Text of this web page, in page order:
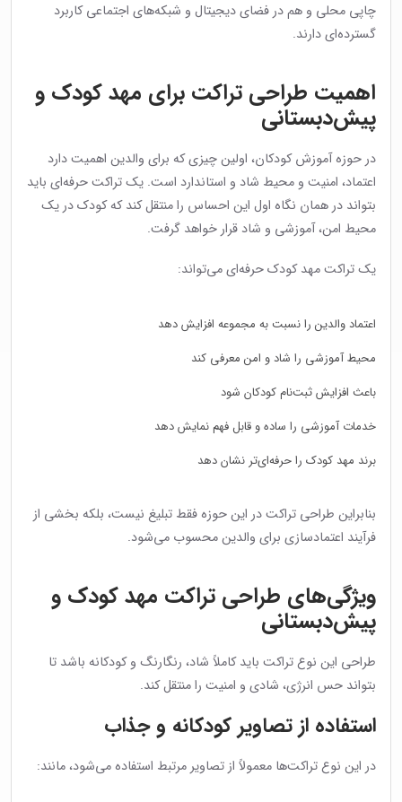
چاپی محلی و هم در فضای دیجیتال و شبکه‌های اجتماعی کاربرد
گسترده‌ای دارند.
اهمیت طراحی تراکت برای مهد کودک و
پیش‌دبستانی
در حوزه آموزش کودکان، اولین چیزی که برای والدین اهمیت دارد
اعتماد، امنیت و محیط شاد و استاندارد است. یک تراکت حرفه‌ای باید
بتواند در همان نگاه اول این احساس را منتقل کند که کودک در یک
محیط امن، آموزشی و شاد قرار خواهد گرفت.
یک تراکت مهد کودک حرفه‌ای می‌تواند:
اعتماد والدین را نسبت به مجموعه افزایش دهد
محیط آموزشی را شاد و امن معرفی کند
باعث افزایش ثبت‌نام کودکان شود
خدمات آموزشی را ساده و قابل فهم نمایش دهد
برند مهد کودک را حرفه‌ای‌تر نشان دهد
بنابراین طراحی تراکت در این حوزه فقط تبلیغ نیست، بلکه بخشی از
فرآیند اعتمادسازی برای والدین محسوب می‌شود.
ویژگی‌های طراحی تراکت مهد کودک و
پیش‌دبستانی
طراحی این نوع تراکت باید کاملاً شاد، رنگارنگ و کودکانه باشد تا
بتواند حس انرژی، شادی و امنیت را منتقل کند.
استفاده از تصاویر کودکانه و جذاب
در این نوع تراکت‌ها معمولاً از تصاویر مرتبط استفاده می‌شود، مانند: